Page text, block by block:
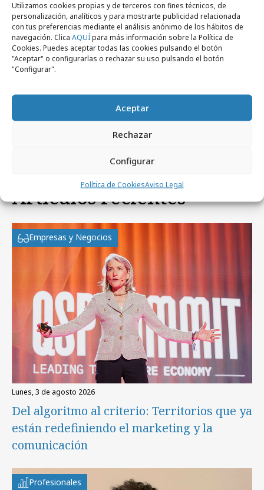
Utilizamos cookies propias y de terceros con fines técnicos, de
personalización, analíticos y para mostrarte publicidad relacionada
con tus preferencias mediante el análisis anónimo de los hábitos de
navegación. Clica AQUÍpara más información sobre la Política de
Cookies. Puedes aceptar todas las cookies pulsando el botón
"Aceptar" o configurarlas o rechazar su uso pulsando el botón
"Configurar".
Aceptar
Rechazar
Configurar
Política de CookiesAviso Legal
La prueba de seguridad de Volvo que te
dejará boquiabierto
Artículos recientes
Empresas y Negocios
lunes, 3 de agosto 2026
Del algoritmo al criterio: Territorios que ya
están redefiniendo el marketing y la
comunicación
Profesionales